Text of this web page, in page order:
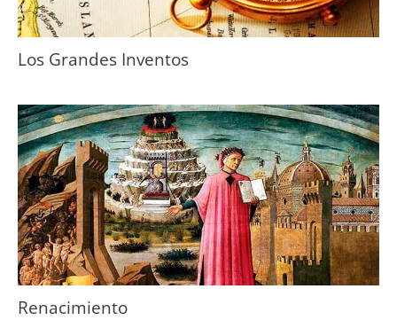
Los Grandes Inventos
Renacimiento